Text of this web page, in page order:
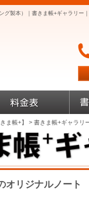
グ製本）｜書きま帳+ギャラリー
ま帳+】 > 書きま帳+ギャラリ
オリジナルノート